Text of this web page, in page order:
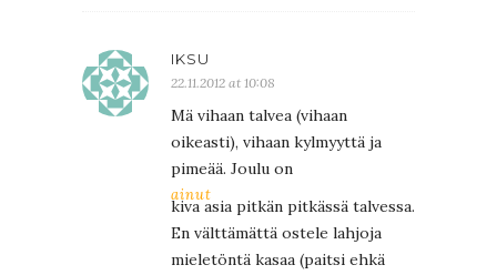
IKSU
22.11.2012 at 10:08
Mä vihaan talvea (vihaan
oikeasti), vihaan kylmyyttä ja
pimeää. Joulu on
ainut
kiva asia pitkän pitkässä talvessa.
En välttämättä ostele lahjoja
mieletöntä kasaa (paitsi ehkä